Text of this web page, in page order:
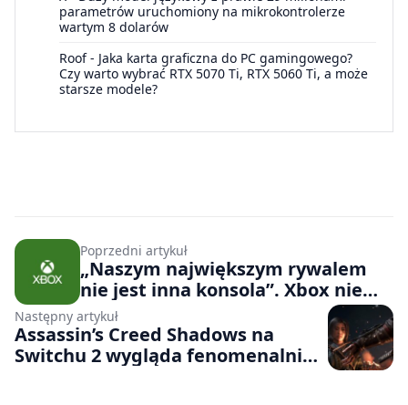
parametrów uruchomiony na mikrokontrolerze
wartym 8 dolarów
Roof- Jaka karta graficzna do PC gamingowego?
Czy warto wybrać RTX 5070 Ti, RTX 5060 Ti, a może
starsze modele?
Poprzedni artykuł
„Naszym największym rywalem
nie jest inna konsola”. Xbox nie
walczy już z PlayStation, tylko
TikTokiem i filmami
Następny artykuł
Assassin’s Creed Shadows na
Switchu 2 wygląda fenomenalnie.